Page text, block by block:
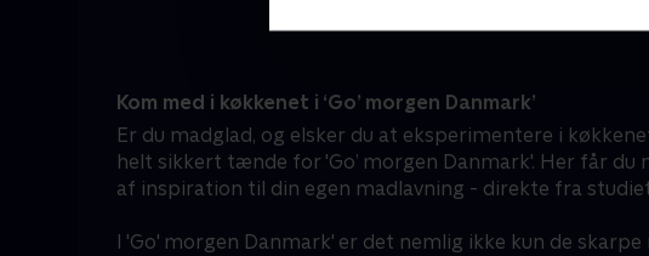
Kom med i køkkenet i ‘Go’ morgen Danmark’
Er du madglad, og elsker du at eksperimentere i
helt sikkert tænde for 'Go’ morgen Danmark'. Her får du
af inspiration til din egen madlavning - direkte fra
I 'Go' morgen Danmark' er det nemlig ikke kun de skarpe